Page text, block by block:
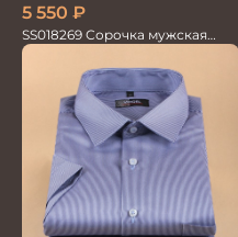
5 550 ₽
SS018269 Сорочка мужская
кор.рукав GROSTYLE PRIME